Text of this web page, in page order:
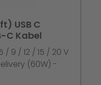
USB C
C Kabel
/ 9 / 12 / 15 / 20 V
(60W) -